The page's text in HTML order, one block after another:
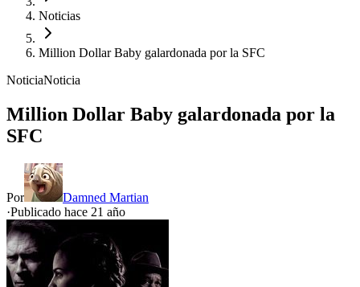
Noticias
Million Dollar Baby galardonada por la SFC
NoticiaNoticia
Million Dollar Baby galardonada por la
SFC
Por
Damned Martian
·Publicado hace 21 año